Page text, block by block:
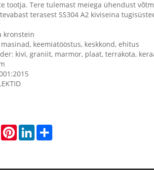
tootja. Tere tulemast meiega ühendust
terasest SS304 A2 kiviseina
kronstein
keemiatööstus, keskkond, ehitus
kivi, graniit, marmor, plaat, terrakota,
PinterestLinkedInShare